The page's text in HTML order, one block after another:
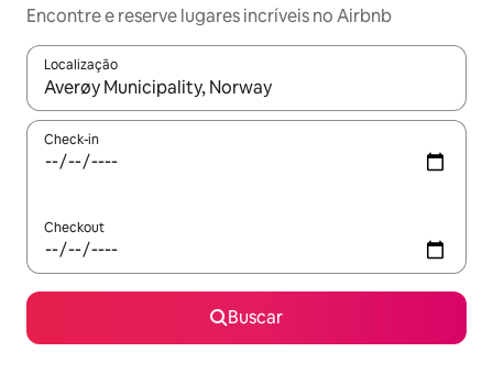
Encontre e reserve lugares incríveis no Airbnb
Localização
Quando os resultados estiverem disponíveis, explore-os
Check-in
Checkout
Buscar